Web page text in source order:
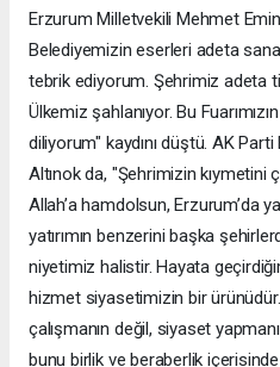
Erzurum Milletvekili Mehmet
Belediyemizin eserleri adeta
tebrik ediyorum. Şehrimiz adeta
Ülkemiz şahlanıyor. Bu
diliyorum" kaydını düştü. AK
Altınok da, "Şehrimizin kıymetini
Allah’a hamdolsun, Erzurum’da
yatırımın benzerini başka
niyetimiz halistir. Hayata
hizmet siyasetimizin bir
çalışmanın değil, siyaset
bunu birlik ve beraberlik